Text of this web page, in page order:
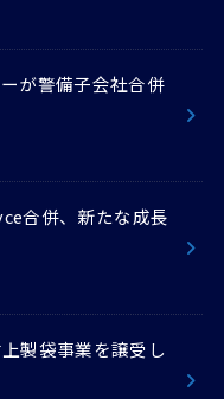
が警備子会社合併
合併、新たな成長
製袋事業を譲受し